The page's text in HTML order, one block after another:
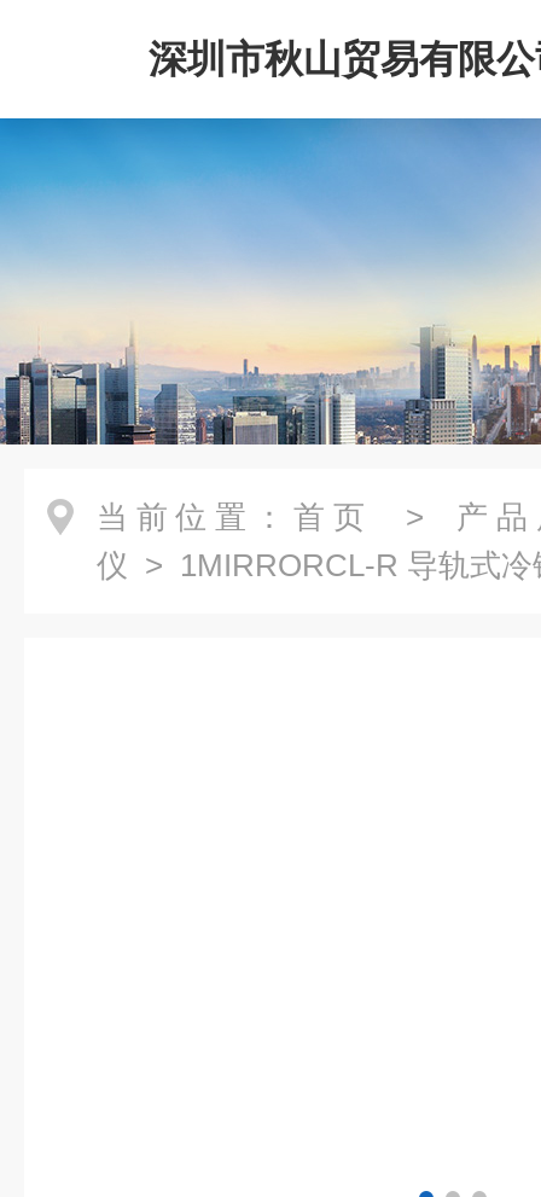
深圳市秋山贸易有限
当前位置： 首页 > 产
仪 > 1MIRRORCL-R 导轨式冷